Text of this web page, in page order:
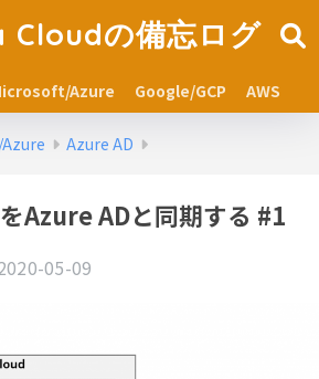
の備忘ログ
Azure Google/GCP AWS
Azure AD
Azure ADと同期する #1
05-09